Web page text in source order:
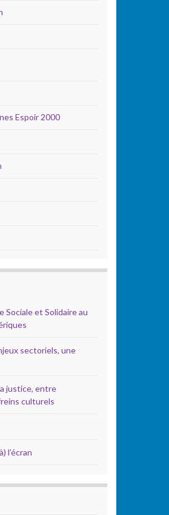
Espoir 2000
Sociale et Solidaire au
sectoriels, une
justice, entre
culturels
l’écran